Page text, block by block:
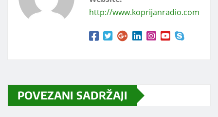
http://www.koprijanradio.com
POVEZANI SADRŽAJI